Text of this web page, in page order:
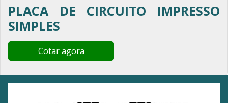
PLACA DE CIRCUITO IMPRESSO
SIMPLES
Cotar agora